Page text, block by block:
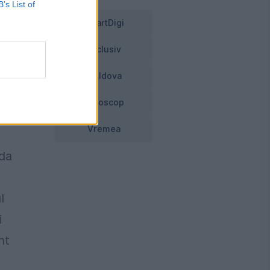
List of
SmartDigi
Exclusiv
Moldova
Horoscop
Vremea